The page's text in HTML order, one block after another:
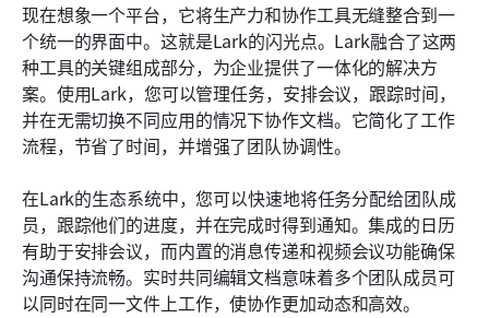
现在想象一个平台，它将生产力和协作工具无缝整合到一
个统一的界面中。这就是Lark的闪光点。Lark融合了这两
种工具的关键组成部分，为企业提供了一体化的解决方
案。使用Lark，您可以管理任务，安排会议，跟踪时间，
并在无需切换不同应用的情况下协作文档。它简化了工作
流程，节省了时间，并增强了团队协调性。
在Lark的生态系统中，您可以快速地将任务分配给团队成
员，跟踪他们的进度，并在完成时得到通知。集成的日历
有助于安排会议，而内置的消息传递和视频会议功能确保
沟通保持流畅。实时共同编辑文档意味着多个团队成员可
以同时在同一文件上工作，使协作更加动态和高效。